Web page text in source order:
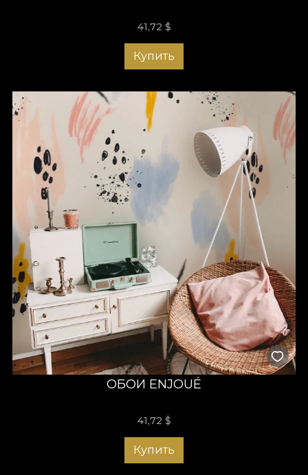
41,72 $
Купить
ОБОИ ENJOUÉ
41,72 $
Купить